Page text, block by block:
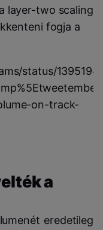
layer-two scaling
fogja a
status/
on-track-
a
eredetileg